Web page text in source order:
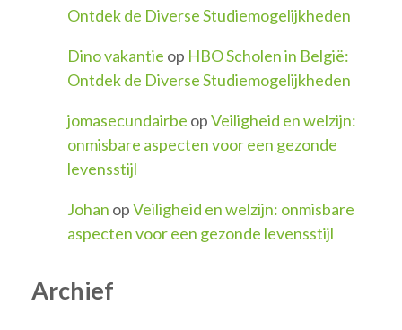
Ontdek de Diverse Studiemogelijkheden
Dino vakantie op HBO Scholen in België:
Ontdek de Diverse Studiemogelijkheden
jomasecundairbe opVeiligheid en welzijn:
onmisbare aspecten voor een gezonde
levensstijl
Johan opVeiligheid en welzijn: onmisbare
aspecten voor een gezonde levensstijl
Archief